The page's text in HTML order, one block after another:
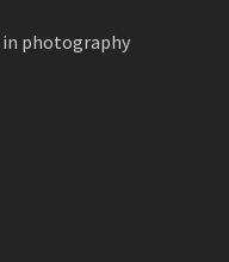
photography